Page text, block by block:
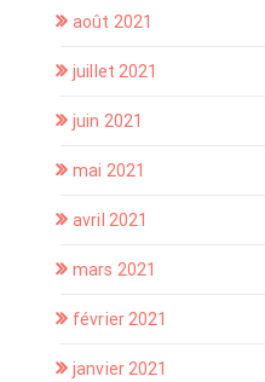
août 2021
juillet 2021
juin 2021
mai 2021
avril 2021
mars 2021
février 2021
janvier 2021